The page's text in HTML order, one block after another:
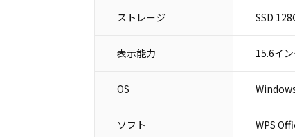
ストレージ SSD
表示能力 15.6イ
OS
ソフト WPS